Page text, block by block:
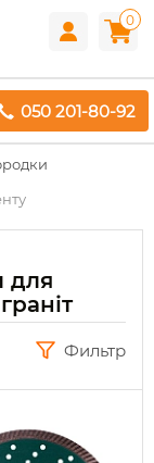
0
050 201-80-92
для
Фильтр